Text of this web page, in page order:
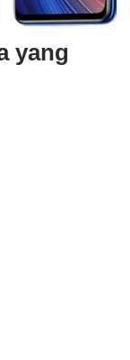
yang